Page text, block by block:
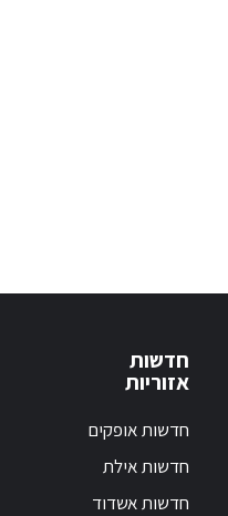
חדשות
אזוריות
חדשות אופקים
חדשות אילת
חדשות אשדוד